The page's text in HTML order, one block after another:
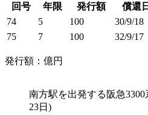
回号 年限 発行額 償還日
74
5 100 30/9/18
75
7 100 32/9/17
発行額：億円
南方駅を出発する阪急3300
23日)